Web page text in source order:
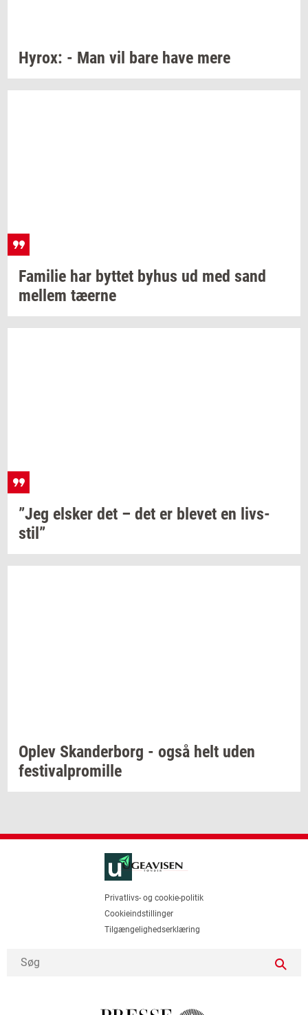
Hyrox: - Man vil bare have mere
Fa­mi­lie har byt­tet byhus ud med sand
mel­lem tæ­er­ne
”Jeg el­sker det – det er ble­vet en livs­
stil”
Oplev Skan­der­borg - også helt uden
festi­val­pro­mil­le
Privatlivs- og cookie-politik
Cookieindstillinger
Tilgængelighedserklæring